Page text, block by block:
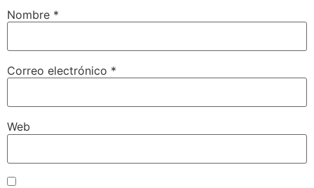
Nombre *
Correo electrónico *
Web